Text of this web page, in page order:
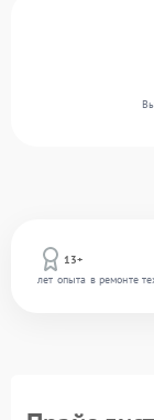
13+
лет опыта в ремонте